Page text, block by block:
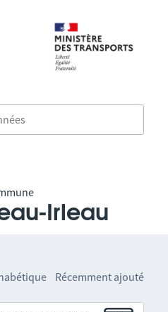
Irleau
Récemment ajouté